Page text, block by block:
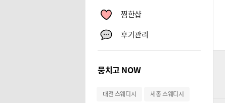
찜한샵
후기관리
뭉치고 NOW
대전 스웨디시 세종 스웨디시